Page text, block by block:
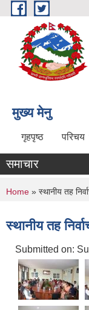
Skip to main content
मुख्य मेनु
गृहपृष्ठ परिचय
समाचार
You are
Home » स्थानीय तह
स्थानीय तह
Submitted on: